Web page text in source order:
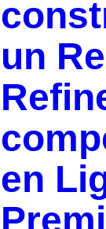
un
en